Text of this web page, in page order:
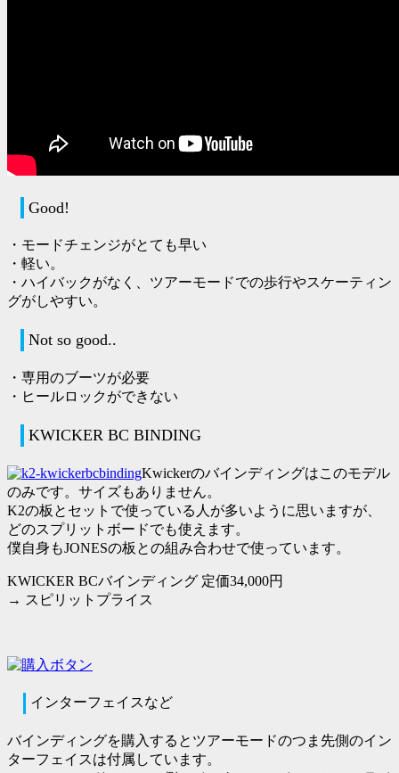
Good!
・モードチェンジがとても早い
・軽い。
・ハイバックがなく、ツアーモードでの歩行やスケーティン
グがしやすい。
Not so good..
・専用のブーツが必要
・ヒールロックができない
KWICKER BC BINDING
Kwickerのバインディングはこのモデル
のみです。サイズもありません。
K2の板とセットで使っている人が多いように思いますが、
どのスプリットボードでも使えます。
僕自身もJONESの板との組み合わせで使っています。
KWICKER BCバインディング 定価34,000円
→ スピリットプライス
インターフェイスなど
バインディングを購入するとツアーモードのつま先側のイン
ターフェイスは付属しています。